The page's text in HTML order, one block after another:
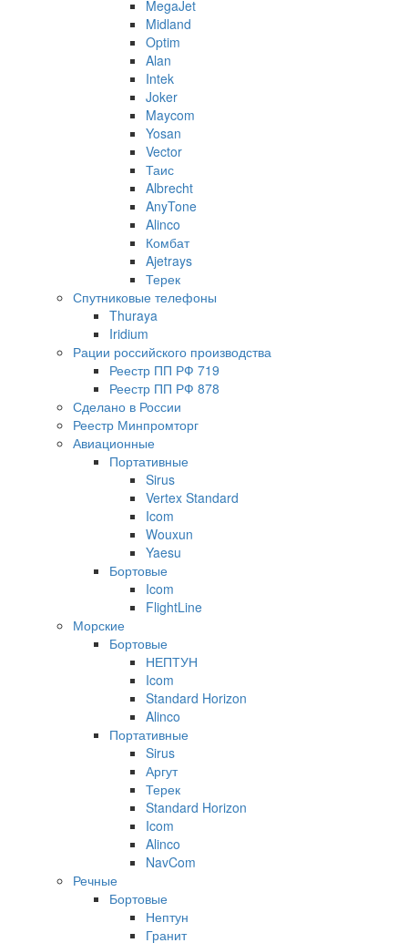
MegaJet
Midland
Optim
Alan
Intek
Joker
Maycom
Yosan
Vector
Таис
Albrecht
AnyTone
Alinco
Комбат
Ajetrays
Терек
Спутниковые телефоны
Thuraya
Iridium
Рации российского производства
Реестр ПП РФ 719
Реестр ПП РФ 878
Сделано в России
Реестр Минпромторг
Авиационные
Портативные
Sirus
Vertex Standard
Icom
Wouxun
Yaesu
Бортовые
Icom
FlightLine
Морские
Бортовые
НЕПТУН
Icom
Standard Horizon
Alinco
Портативные
Sirus
Аргут
Терек
Standard Horizon
Icom
Alinco
NavCom
Речные
Бортовые
Нептун
Гранит